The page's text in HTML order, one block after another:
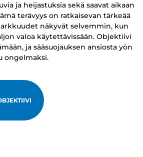
ja heijastuksia sekä saavat aikaan
terävyys on ratkaisevan tärkeää
näkyvät selvemmin, kun
valoa käytettävissään. Objektiivi
ja sääsuojauksen ansiosta yön
ongelmaksi.